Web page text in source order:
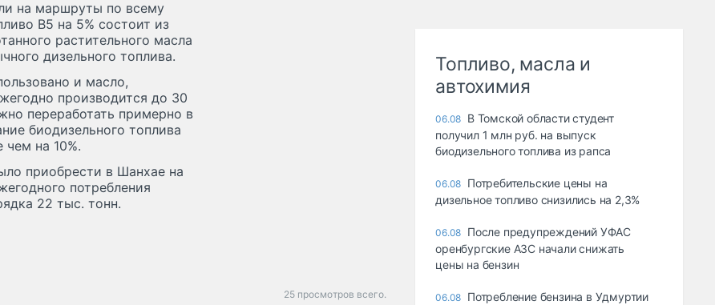
на маршруты по всему
B5 на 5% состоит из
растительного масла
дизельного топлива.
и масло,
производится до 30
переработать примерно в
биодизельного топлива
на 10%.
приобрести в Шанхае на
потребления
22 тыс. тонн.
25 просмотров всего.
Топливо, масла и
автохимия
06.08 В Томской области студент
получил 1 млн руб. на выпуск
биодизельного топлива из рапса
06.08 Потребительские цены на
дизельное топливо снизились на 2,3%
06.08 После предупреждений УФАС
оренбургские АЗС начали снижать
цены на бензин
06.08 Потребление бензина в Удмуртии